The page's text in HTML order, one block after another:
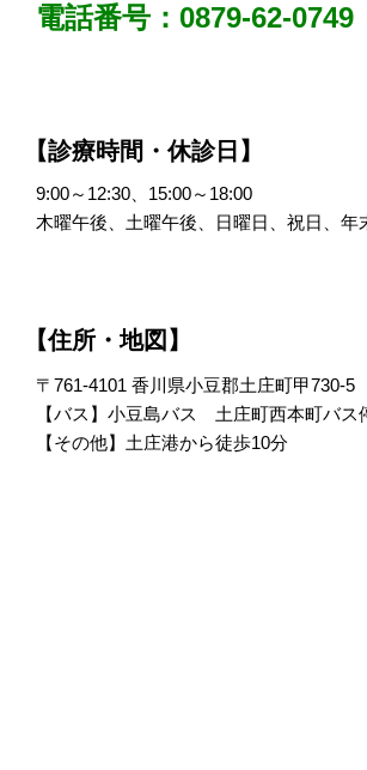
電話番号：0879-62-0749
【診療時間・休診日】
9:00～12:30、15:00～18:00
木曜午後、土曜午後、日曜日、祝日、年
【住所・地図】
〒761-4101 香川県小豆郡土庄町甲730-5
【バス】小豆島バス 土庄町西本町バス
【その他】土庄港から徒歩10分